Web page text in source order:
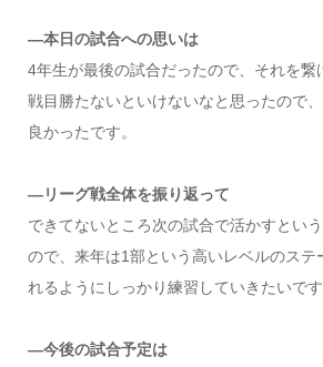
―本日の試合への思いは
4年生が最後の試合だったので、それを繋
戦目勝たないといけないなと思ったので
良かったです。
―リーグ戦全体を振り返って
できてないところ次の試合で活かすとい
ので、来年は1部という高いレベルのステ
れるようにしっかり練習していきたいです
―今後の試合予定は